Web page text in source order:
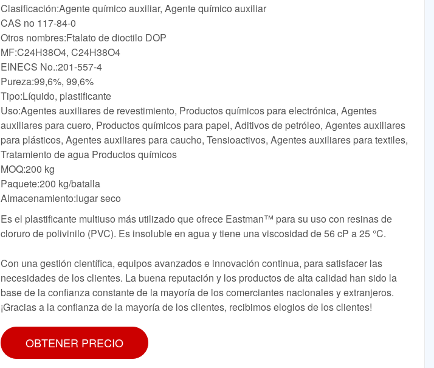
Clasificación:Agente químico auxiliar, Agente químico auxiliar
CAS no 117-84-0
Otros nombres:Ftalato de dioctilo DOP
MF:C24H38O4, C24H38O4
EINECS No.:201-557-4
Pureza:99,6%, 99,6%
Tipo:Líquido, plastificante
Uso:Agentes auxiliares de revestimiento, Productos químicos para electrónica, Agentes
auxiliares para cuero, Productos químicos para papel, Aditivos de petróleo, Agentes auxiliares
para plásticos, Agentes auxiliares para caucho, Tensioactivos, Agentes auxiliares para textiles,
Tratamiento de agua Productos químicos
MOQ:200 kg
Paquete:200 kg/batalla
Almacenamiento:lugar seco
Es el plastificante multiuso más utilizado que ofrece Eastman™ para su uso con resinas de
cloruro de polivinilo (PVC). Es insoluble en agua y tiene una viscosidad de 56 cP a 25 °C.
Con una gestión científica, equipos avanzados e innovación continua, para satisfacer las
necesidades de los clientes. La buena reputación y los productos de alta calidad han sido la
base de la confianza constante de la mayoría de los comerciantes nacionales y extranjeros.
¡Gracias a la confianza de la mayoría de los clientes, recibimos elogios de los clientes!
OBTENER PRECIO